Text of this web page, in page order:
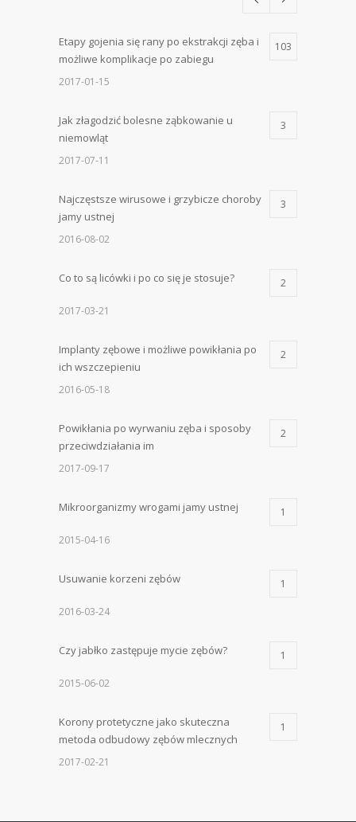
Etapy gojenia się rany po ekstrakcji zęba i
możliwe komplikacje po zabiegu
103
2017-01-15
Jak złagodzić bolesne ząbkowanie u
niemowląt
3
2017-07-11
Najczęstsze wirusowe i grzybicze choroby
jamy ustnej
3
2016-08-02
Co to są licówki i po co się je stosuje? 2
2017-03-21
Implanty zębowe i możliwe powikłania po
ich wszczepieniu
2
2016-05-18
Powikłania po wyrwaniu zęba i sposoby
przeciwdziałania im
2
2017-09-17
Mikroorganizmy wrogami jamy ustnej 1
2015-04-16
Usuwanie korzeni zębów 1
2016-03-24
Czy jabłko zastępuje mycie zębów? 1
2015-06-02
Korony protetyczne jako skuteczna
metoda odbudowy zębów mlecznych
1
2017-02-21